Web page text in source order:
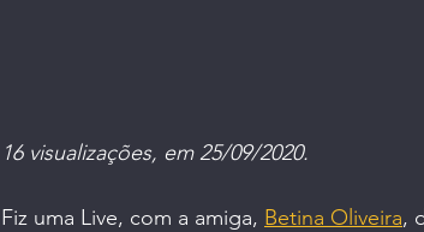
16 visualizações, em 25/09/2020.
Fiz uma Live, com a amiga, Betina Oliveira,